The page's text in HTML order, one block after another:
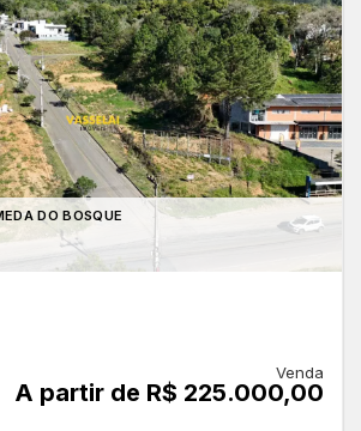
DO BOSQUE
Venda
A partir de R$ 225.000,00